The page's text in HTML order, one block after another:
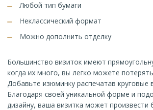
Любой тип бумаги
Неклассический формат
Можно дополнить отделку
Большинство визиток имеют
когда их много, вы легко можете
Добавьте изюминку распечатав круговые
Благодаря своей уникальной форме и
дизайну, ваша визитка может произвести